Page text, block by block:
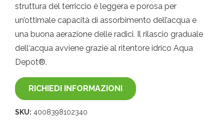
struttura del terriccio è leggera e porosa per
un’ottimale capacità di assorbimento dell’acqua e
una buona aerazione delle radici. Il rilascio graduale
dell‘acqua avviene grazie al ritentore idrico Aqua
Depot®.
RICHIEDI INFORMAZIONI
SKU: 4008398102340